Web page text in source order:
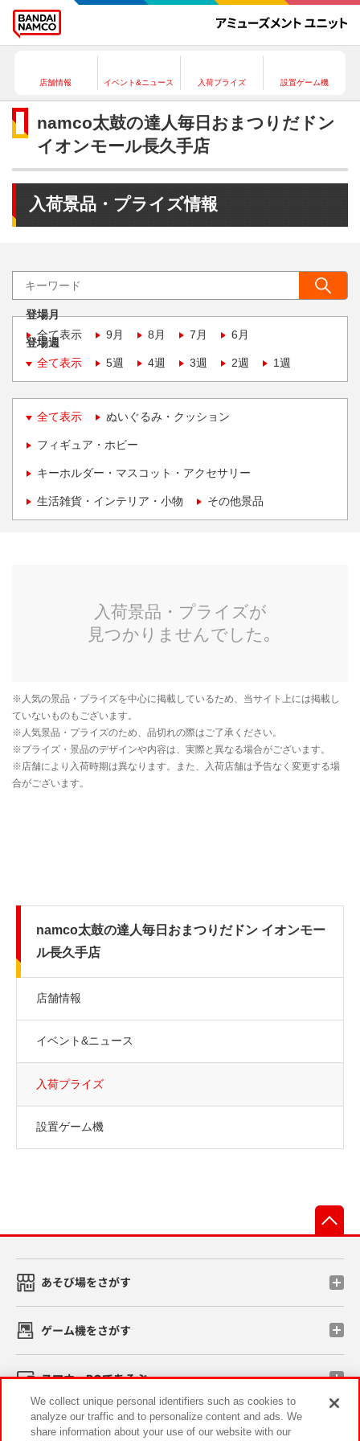
店舗情報 イベント&ニュース 入荷プライズ 設置ゲーム機
namco太鼓の達人毎日おまつりだドン
イオンモール長久手店
入荷景品・プライズ情報
登場月
全て表示
9月 8月 7月 6月
登場週
全て表示
5週 4週 3週 2週 1週
全て表示 ぬいぐるみ・クッション
フィギュア・ホビー
キーホルダー・マスコット・アクセサリー
生活雑貨・インテリア・小物 その他景品
namco太鼓の達人毎日おまつりだドン イオンモー
ル長久手店
店舗情報
イベント&ニュース
入荷プライズ
設置ゲーム機
あそび場をさがす
ゲーム機をさがす
スマホ・PCであそぶ
イベント・キャンペーン
We collect unique personal identifiers such as cookies to
analyze our traffic and to personalize content and ads. We
share information about your use of our website with our